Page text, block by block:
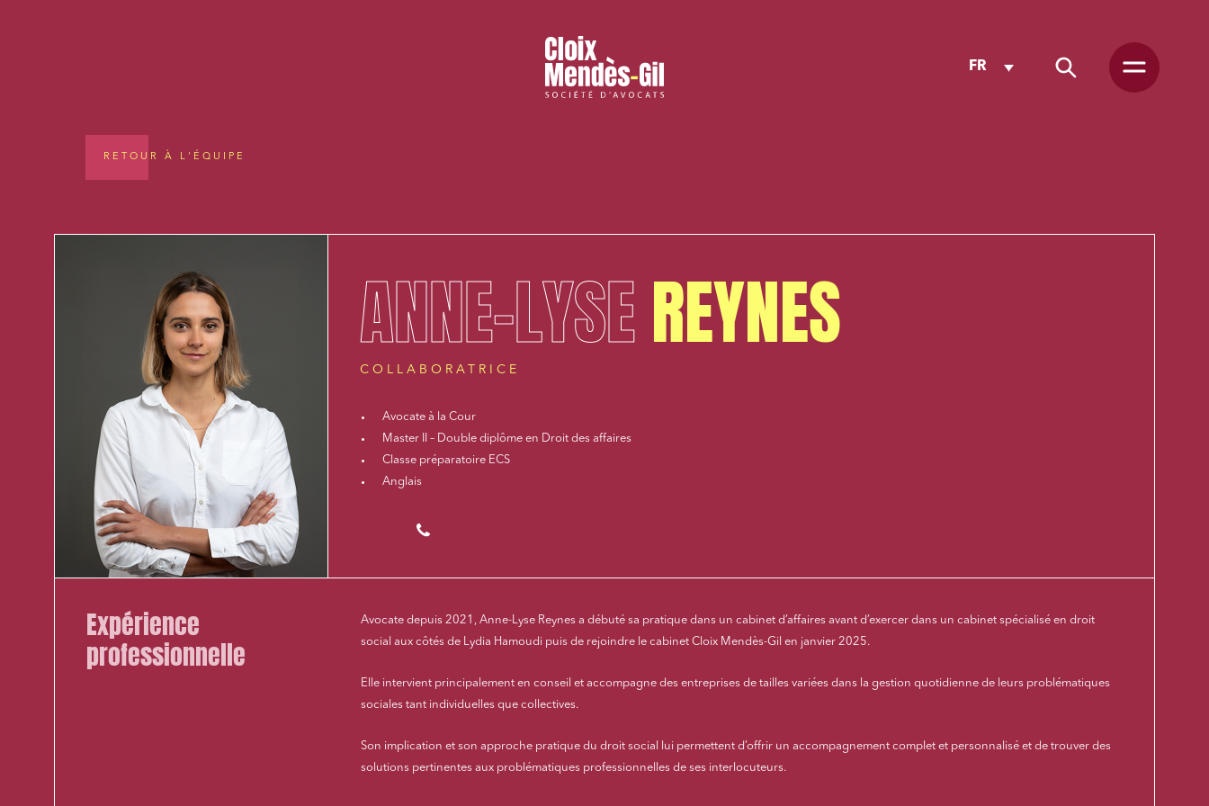
FR
RETOUR À L'ÉQUIPE
ANNE-LYSEREYNES
COLLABORATRICE
Avocate à la Cour
Master II – Double diplôme en Droit des affaires
Classe préparatoire ECS
Anglais
Expérience
professionnelle
Avocate depuis 2021, Anne-Lyse Reynes a débuté sa pratique dans un cabinet d’affaires avant d’exercer dans un cabinet spécialisé en droit
social aux côtés de Lydia Hamoudi puis de rejoindre le cabinet Cloix Mendès-Gil en janvier 2025.
Elle intervient principalement en conseil et accompagne des entreprises de tailles variées dans la gestion quotidienne de leurs problématiques
sociales tant individuelles que collectives.
Son implication et son approche pratique du droit social lui permettent d’offrir un accompagnement complet et personnalisé et de trouver des
solutions pertinentes aux problématiques professionnelles de ses interlocuteurs.